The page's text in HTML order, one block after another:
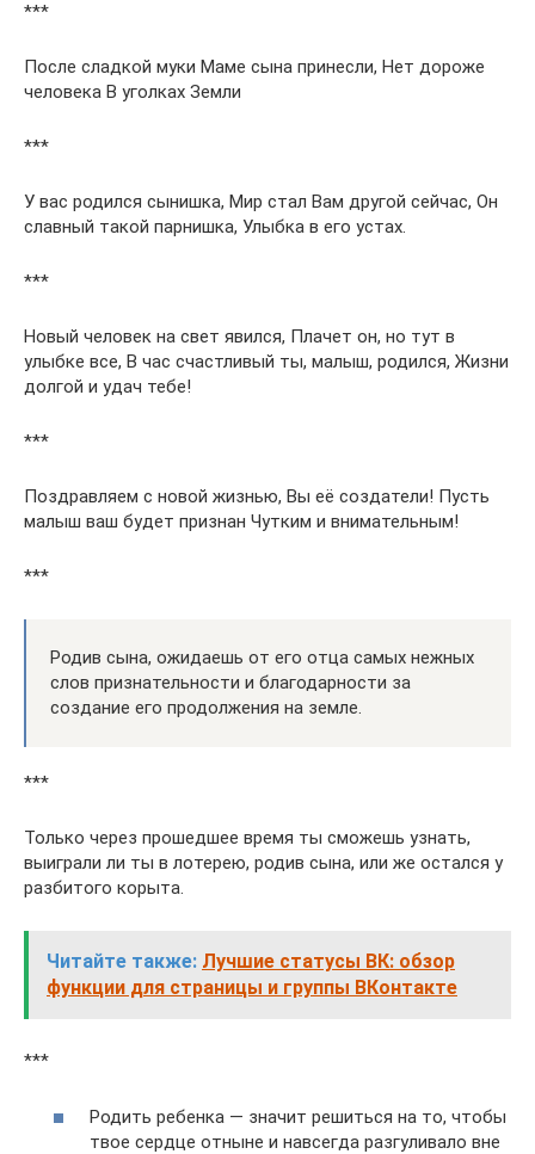
***
После сладкой муки Маме сына принесли, Нет дороже
человека В уголках Земли
***
У вас родился сынишка, Мир стал Вам другой сейчас, Он
славный такой парнишка, Улыбка в его устах.
***
Новый человек на свет явился, Плачет он, но тут в
улыбке все, В час счастливый ты, малыш, родился, Жизни
долгой и удач тебе!
***
Поздравляем с новой жизнью, Вы её создатели! Пусть
малыш ваш будет признан Чутким и внимательным!
***
Родив сына, ожидаешь от его отца самых нежных
слов признательности и благодарности за
создание его продолжения на земле.
***
Только через прошедшее время ты сможешь узнать,
выиграли ли ты в лотерею, родив сына, или же остался у
разбитого корыта.
Читайте также: Лучшие статусы ВК: обзор
функции для страницы и группы ВКонтакте
***
Родить ребенка — значит решиться на то, чтобы
твое сердце отныне и навсегда разгуливало вне